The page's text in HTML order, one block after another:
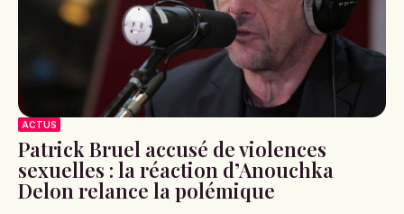
ACTUS
Patrick Bruel accusé de violences
sexuelles : la réaction d’Anouchka
Delon relance la polémique